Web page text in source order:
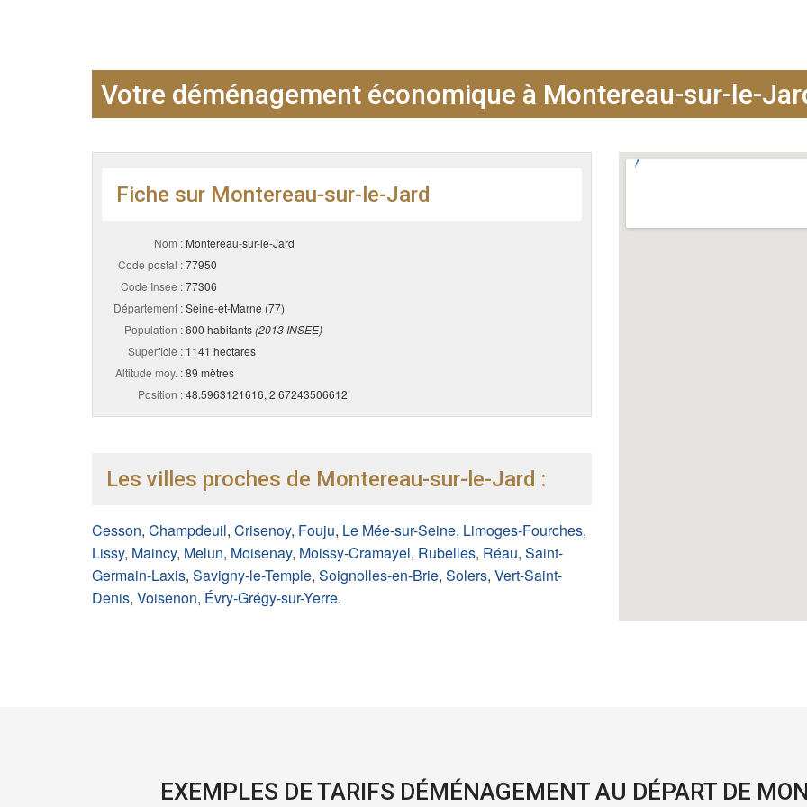
Votre déménagement économique à Montereau-sur-le-
Fiche sur Montereau-sur-le-Jard
Nom : Montereau-sur-le-Jard
Code postal :77950
Code Insee :77306
Département :Seine-et-Marne (77)
Population :600 habitants(2013 INSEE)
Superficie : 1141 hectares
Altitude moy. :89 mètres
Position :48.5963121616, 2.67243506612
Les villes proches de Montereau-sur-le-Jard :
Cesson, Champdeuil, Crisenoy, Fouju, Le Mée-sur-Seine, Limoges-Fourches,
Lissy, Maincy, Melun, Moisenay, Moissy-Cramayel, Rubelles, Réau, Saint-
Germain-Laxis, Savigny-le-Temple, Soignolles-en-Brie, Solers, Vert-Saint-
Denis, Voisenon, Évry-Grégy-sur-Yerre.
EXEMPLES DE TARIFS DÉMÉNAGEMENT AU DÉPART DE